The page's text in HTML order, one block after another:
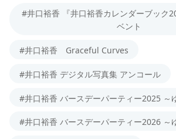
#井口裕香 『井口裕香カレンダーブック
ベント
#井口裕香 Graceful Curves
#井口裕香 デジタル写真集 アンコール
#井口裕香 バースデーパーティー2025 ～
#井口裕香 バースデーパーティー2026 ～